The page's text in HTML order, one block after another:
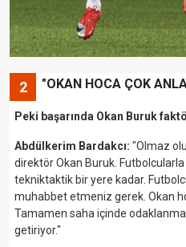
2 "OKAN HOCA ÇOK
Peki başarında Okan Buruk
Abdülkerim Bardakcı: "Olmaz
direktör Okan Buruk.
tekniktaktik bir yere kadar.
muhabbet etmeniz gerek. Okan
Tamamen saha içinde
getiriyor."